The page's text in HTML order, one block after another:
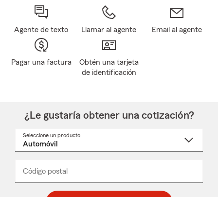
Agente de texto Llamar al agente Email al agente
Pagar una factura
Obtén una tarjeta
de identificación
¿Le gustaría obtener una cotización?
Seleccione un producto
desplegable
Código postal
_____